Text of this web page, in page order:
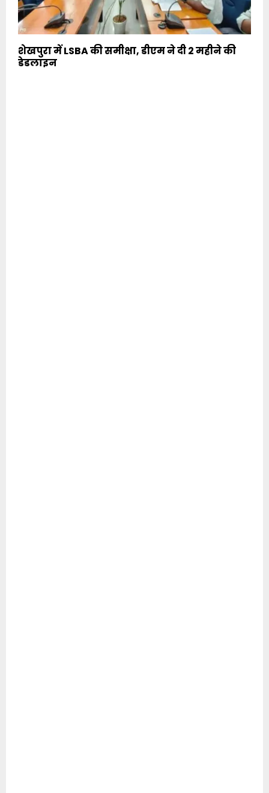
शेखपुरा में LSBA की समीक्षा, डीएम ने दी 2 महीने की
डेडलाइन